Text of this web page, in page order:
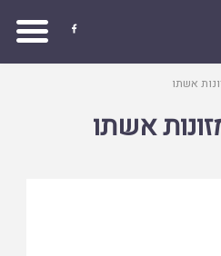

אשתו
אשתו